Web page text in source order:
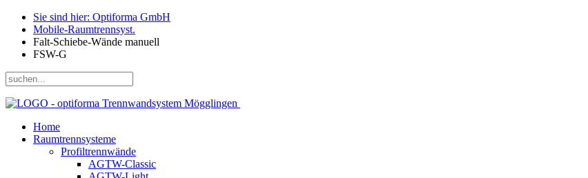
Sie sind hier: Optiforma GmbH
Mobile-Raumtrennsyst.
Falt-Schiebe-Wände manuell
FSW-G
Home
Raumtrennsysteme
Profiltrennwände
AGTW-Classic